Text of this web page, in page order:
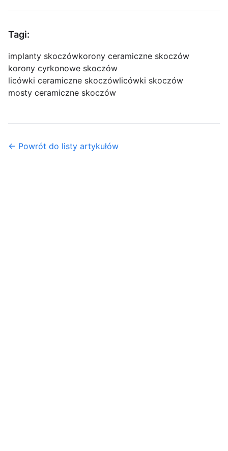
Tagi:
implanty skoczówkorony ceramiczne skoczów
korony cyrkonowe skoczów
licówki ceramiczne skoczówlicówki skoczów
mosty ceramiczne skoczów
← Powrót do listy artykułów